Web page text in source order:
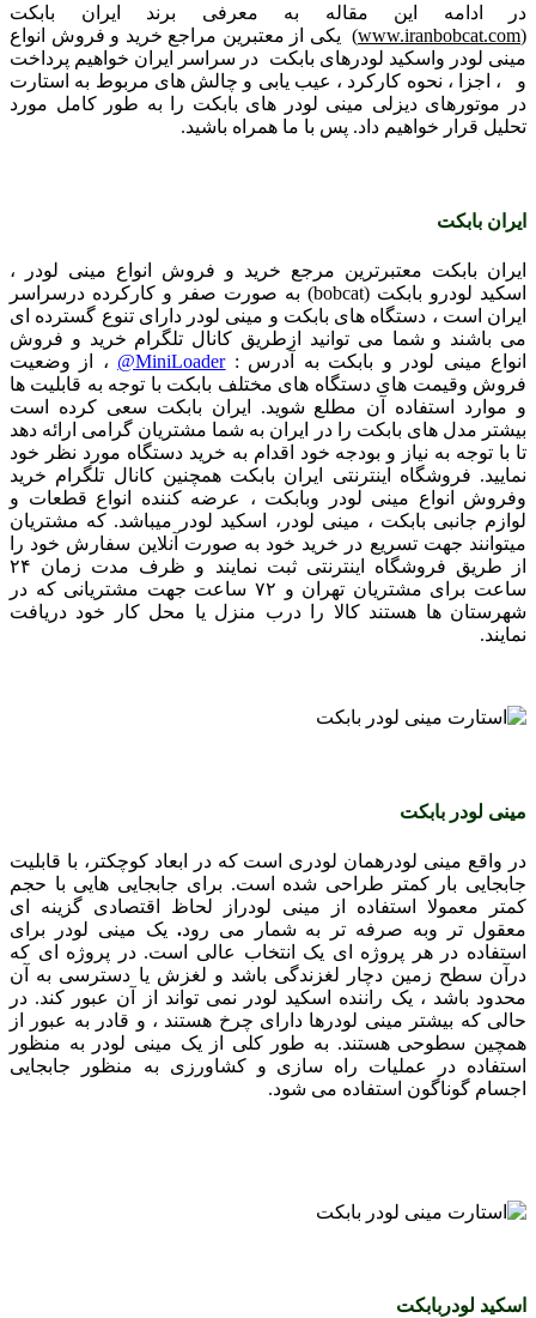
در ادامه این مقاله به معرفی برند ایران بابکت
(
www.iranbobcat.com) یکی از معتبرین مراجع خرید و فروش انواع
مینی لودر واسکید لودرهای بابکت در سراسر ایران خواهیم پرداخت
و ، اجزا ، نحوه کارکرد ، عیب یابی و چالش های مربوط به استارت
در موتورهای دیزلی مینی لودر های بابکت را به طور کامل مورد
تحلیل قرار خواهیم داد. پس با ما همراه باشید.
ایران بابکت
ایران بابکت معتبرترین مرجع خرید و فروش انواع مینی لودر ،
اسکید لودرو بابکت (bobcat) به صورت صفر و کارکرده درسراسر
ایران است ، دستگاه های بابکت و مینی لودر دارای تنوع گسترده ای
می باشند و شما می توانید ازطریق کانال تلگرام خرید و فروش
انواع مینی لودر و بابکت به آدرس :MiniLoader
@ ، از وضعیت
فروش وقیمت های دستگاه های مختلف بابکت با توجه به قابلیت ها
و موارد استفاده آن مطلع شوید. ایران بابکت سعی کرده است
بیشتر مدل های بابکت را در ایران به شما مشتریان گرامی ارائه دهد
تا با توجه به نیاز و بودجه خود اقدام به خرید دستگاه مورد نظر خود
نمایید. فروشگاه اینترنتی ایران بابکت همچنین کانال تلگرام خرید
وفروش انواع مینی لودر وبابکت ، عرضه کننده انواع قطعات و
لوازم جانبی بابکت ، مینی لودر، اسکید لودر میباشد. که مشتریان
میتوانند جهت تسریع در خرید خود به صورت آنلاین سفارش خود را
از طریق فروشگاه اینترنتی ثبت نمایند و ظرف مدت زمان ۲۴
ساعت برای مشتریان تهران و ۷۲ ساعت جهت مشتریانی که در
شهرستان ها هستند کالا را درب منزل یا محل کار خود دریافت
نمایند.
مینی لودر بابکت
در واقع مینی لودرهمان لودری است که در ابعاد کوچکتر، با قابلیت
جابجایی بار کمتر طراحی شده است. برای جابجایی هایی با حجم
کمتر معمولا استفاده از مینی لودراز لحاظ اقتصادی گزینه ای
معقول تر وبه صرفه تر به شمار می رود. یک مینی لودر برای
استفاده در هر پروژه ای یک انتخاب عالی است. در پروژه ای که
درآن سطح زمین دچار لغزندگی باشد و لغزش یا دسترسی به آن
محدود باشد ، یک راننده اسکید لودر نمی تواند از آن عبور کند. در
حالی که بیشتر مینی لودرها دارای چرخ هستند ، و قادر به عبور از
همچین سطوحی هستند. به طور کلی از یک مینی لودر به منظور
استفاده در عملیات راه سازی و کشاورزی به منظور جابجایی
اجسام گوناگون استفاده می شود.
اسکید لودربابکت